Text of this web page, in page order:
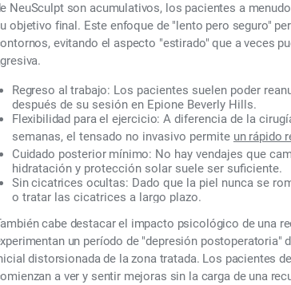
NeuSculpt son acumulativos, los pacientes a
objetivo final. Este enfoque de "lento pero seguro"
evitando el aspecto "estirado" que a veces
Regreso al trabajo: Los pacientes suelen poder
después de su sesión en Epione Beverly Hills.
Flexibilidad para el ejercicio: A diferencia de la
semanas, el tensado no invasivo permite un rápido
Cuidado posterior mínimo: No hay vendajes que
hidratación y protección solar suele ser suficiente.
Sin cicatrices ocultas: Dado que la piel nunca se
o tratar las cicatrices a largo plazo.
cabe destacar el impacto psicológico de una
un período de "depresión
distorsionada de la zona tratada. Los pacientes
a ver y sentir mejoras sin la carga de una